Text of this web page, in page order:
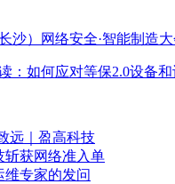
沙）网络安全·智能制造
：如何应对等保2.0设备
远｜盈高科技
斩获网络准入单
维专家的发问